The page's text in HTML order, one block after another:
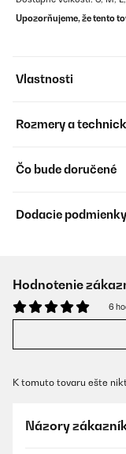
Upozorňujeme, že tento
Vlastnosti
Rozmery a
Čo bude doručené
Dodacie podmienky
Hodnotenie
6
K tomuto tovaru ešte
Názory